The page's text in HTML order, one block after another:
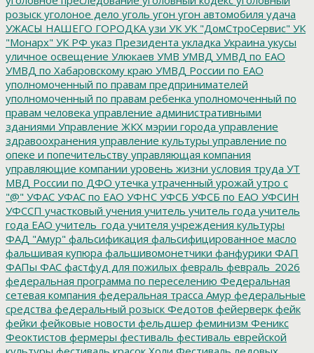
розыск уголоное дело уголь угон угон автомобиля удача
УЖАСЫ НАШЕГО ГОРОДКА узи УК УК "ДомСтроСервис" УК
"Монарх" УК РФ указ Президента укладка Украина укусы
уличное освещение Улюкаев УМВ УМВД УМВД по ЕАО
УМВД по Хабаровскому краю УМВД России по ЕАО
уполномоченный по правам предпринимателей
уполномоченный по правам ребенка уполномоченный по
правам человека управление административными
зданиями Управление ЖКХ мэрии города управление
здравоохранения управление культуры управление по
опеке и попечительству управляющая компания
управляющие компании уровень жизни условия труда УТ
МВД России по ДФО утечка утраченный урожай утро с
"@" УФАС УФАС по ЕАО УФНС УФСБ УФСБ по ЕАО УФСИН
УФССП участковый учения учитель учитель года учитель
года ЕАО учитель_года учителя учреждения культуры
ФАД "Амур" фальсификация фальсифицированное масло
фальшивая купюра фальшивомонетчики фанфурики ФАП
ФАПы ФАС фастфуд для пожилых февраль февраль_2026
федеральная программа по переселению Федеральная
сетевая компания федеральная трасса Амур федеральные
средства федеральный розыск Федотов фейерверк фейк
фейки фейковые новости фельдшер феминизм Феникс
Феоктистов фермеры фестиваль фестиваль еврейской